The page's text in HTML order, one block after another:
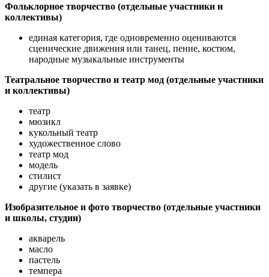
Фольклорное творчество (отдельные участники и
коллективы)
единая категория, где одновременно оцениваются
сценические движения или танец, пение, костюм,
народные музыкальные инструменты
Театральное творчество и театр мод (отдельные участники
и коллективы)
театр
мюзикл
кукольный театр
художественное слово
театр мод
модель
стилист
другие (указать в заявке)
Изобразительное и фото творчество (отдельные участники
и школы, студии)
акварель
масло
пастель
темпера